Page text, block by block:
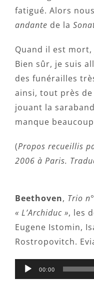
fatigué. Alors
andante de la
Quand il est mort,
Bien sûr, je suis
des funérailles
ainsi, tout près de
jouant la
manque
(Propos recueillis
2006 à Paris.
Beethoven, Trio
« L’Archiduc », les
Eugene Istomin,
Rostropovitch.
Lecteur
audio
00:00